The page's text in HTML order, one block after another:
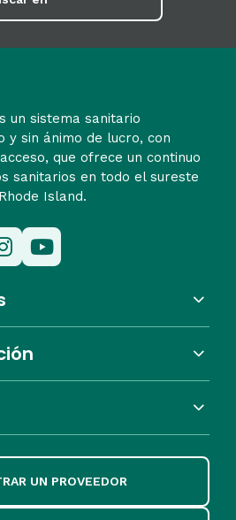
un sistema sanitario
y sin ánimo de lucro, con
que ofrece un continuo
sanitarios en todo el sureste
Island.
UN PROVEEDOR